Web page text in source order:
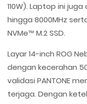
110W). Laptop ini juga
hingga 8000MHz
NVMe™ M.2 SSD.
Layar 14-inch ROG
dengan kecerahan
validasi PANTONE
terjaga. Dengan